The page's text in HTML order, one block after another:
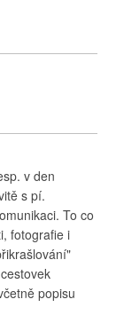
v den
s pí.
To co
fotografie i
popisu